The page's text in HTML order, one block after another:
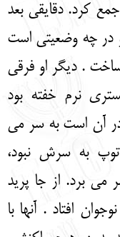
کرد. دقایقی بعد
در چه وضعیتی است
. دیگر او فرقی
نرم خفته بود
در آن است به سر می
توپ به سرش نبود،
می برد. از جا پرید
افتاد . آنها با